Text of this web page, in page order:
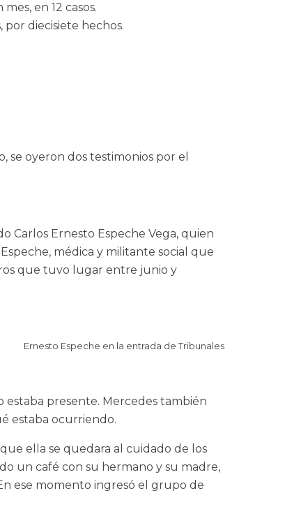
en 12 casos.
diecisiete hechos.
oyeron dos testimonios por el
Carlos Ernesto Espeche Vega, quien
médica y militante social que
que tuvo lugar entre junio y
Ernesto Espeche en la entrada de Tribunales
estaba presente. Mercedes también
estaba ocurriendo.
ella se quedara al cuidado de los
un café con su hermano y su madre,
ese momento ingresó el grupo de